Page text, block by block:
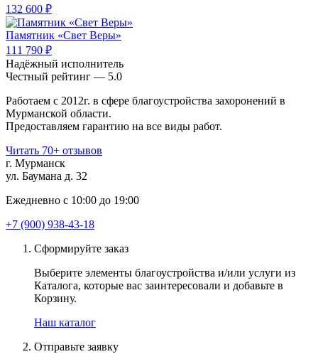
132 600 ₽
Памятник «Свет Веры»
111 790 ₽
Надёжный исполнитель
Чеcтный рейтинг — 5.0
Работаем с 2012г. в сфере благоустройства захоронений в
Мурманской области.
Предоставляем гарантию на все виды работ.
Читать 70+ отзывов
г. Мурманск
ул. Баумана д. 32
Ежедневно с 10:00 до 19:00
+7 (900) 938-43-18
Сформируйте заказ
Выберите элементы благоустройства и/или услуги из
Каталога, которые вас заинтересовали и добавьте в
Корзину.
Наш каталог
Отправьте заявку